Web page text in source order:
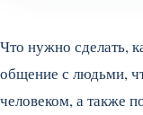
Что нужно сделать,
общение с людьми,
человеком, а также